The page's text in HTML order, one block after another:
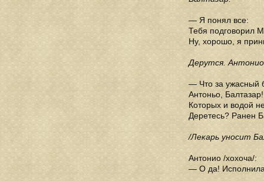
— Я понял все:
Тебя подговорил
Ну, хорошо, я
Дерутся.
— Что за ужасный
Антоньо,
Которых и водой
Деретесь? Ранен
/Лекарь уносит
Антонио /хохоча/:
— О да!